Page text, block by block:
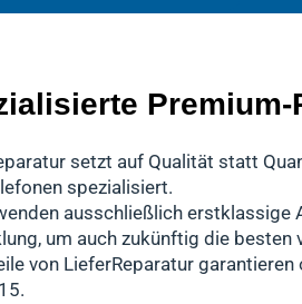
setzt auf Qualität statt
spezialisiert.
ausschließlich erstklassige
um auch zukünftig die
von LieferReparatur